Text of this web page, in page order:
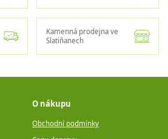
Kamenná prodejna ve
Slatiňanech
O nákupu
Obchodní podmínky